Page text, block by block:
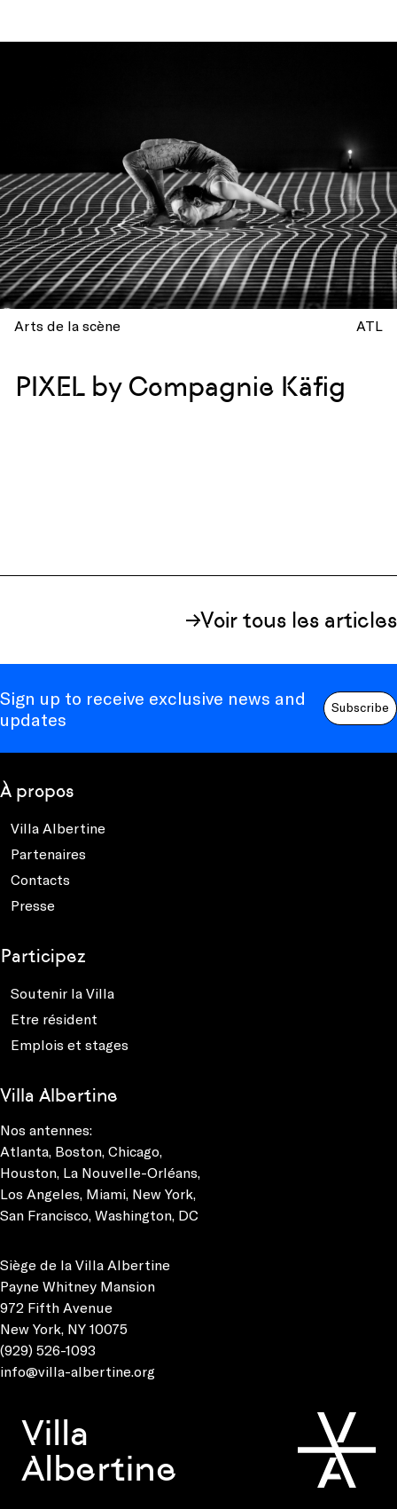
Arts de la scène ATL
PIXEL by Compagnie Käfig
Voir tous les articles
Sign up to receive exclusive news and
updates
Subscribe
À propos
Villa Albertine
Partenaires
Contacts
Presse
Participez
Soutenir la Villa
Etre résident
Emplois et stages
Villa Albertine
Nos antennes:
Atlanta, Boston, Chicago,
Houston, La Nouvelle-Orléans,
Los Angeles, Miami, New York,
San Francisco, Washington, DC
Siège de la Villa Albertine
Payne Whitney Mansion
972 Fifth Avenue
New York, NY 10075
(929) 526-1093
info@villa-albertine.org
Villa
Albertine